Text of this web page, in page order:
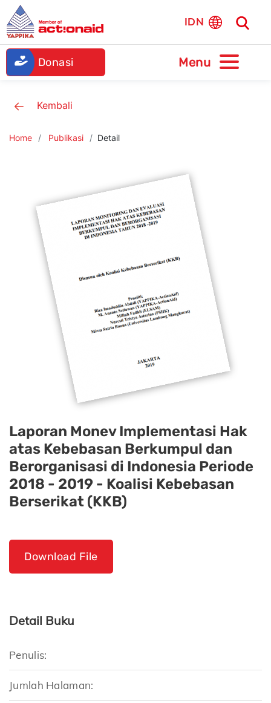
IDN
Donasi
Kembali
Home Publikasi Detail
Laporan Monev Implementasi Hak
atas Kebebasan Berkumpul dan
Berorganisasi di Indonesia Periode
2018 - 2019 - Koalisi Kebebasan
Berserikat (KKB)
Download File
Detail Buku
Penulis:
Jumlah Halaman: